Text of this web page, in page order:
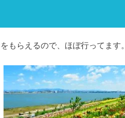
もらえるので、ほぼ行ってます。